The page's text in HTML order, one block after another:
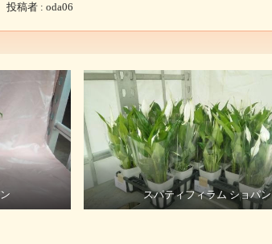
投稿者 : oda06
スパティフィラム ショパン